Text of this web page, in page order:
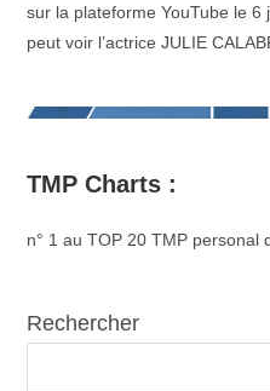
sur la plateforme YouTube le 6
peut voir l’actrice JULIE
TMP Charts :
n° 1 au TOP 20 TMP personal
Rechercher